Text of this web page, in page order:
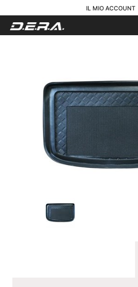
IL MIO ACCOUNT